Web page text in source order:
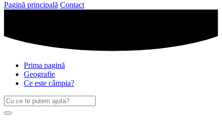
Pagină principală Contact
Prima pagină
Geografie
Ce este câmpia?
Caută
după:
Search